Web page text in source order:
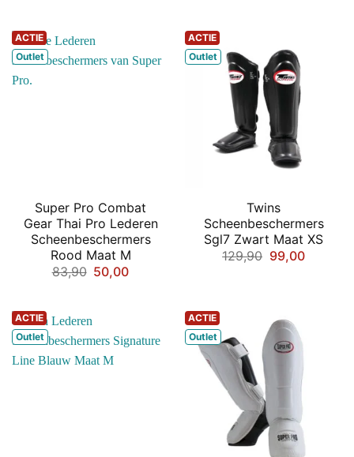
ACTIE
Outlet
Super Pro Combat
Gear Thai Pro Lederen
Scheenbeschermers
Rood Maat M
83,90 Oorspronkelijke
prijs
50,00Huidige
ACTIE
Outlet
Twins
Scheenbeschermers
Sgl7 Zwart Maat XS
129,90
prijs
99,00Huidige
ACTIE
Outlet
ACTIE
Outlet